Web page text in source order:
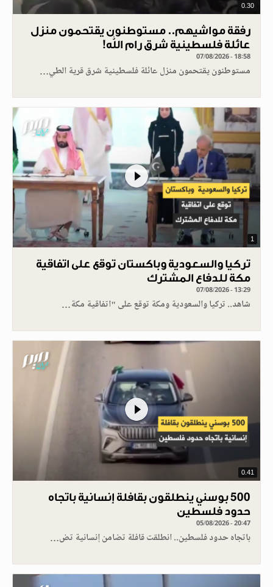
0.30
رفقة مواشيهم.. مستوطنون يقتحمون منزل
عائلة فلسطينية شرق رام الله!
07/08/2026 - 18:58
مستوطنون يقتحمون منزل عائلة فلسطينية شرق قرية الطي…
1
تركيا والسعودية وباكستان توقع على اتفاقية
مكة للدفاع المشترك
07/08/2026 - 13:29
شاهد.. تركيا والسعودية ومكة توقع على "اتفاقية مكة…
0.41
500 بوسني ينطلقون بقافلة إنسانية باتجاه
حدود فلسطين
05/08/2026 - 20:47
باتجاه حدود فلسطين.. انطلقت قافلة تضامن إنسانية تض…